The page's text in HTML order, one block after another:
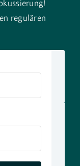
regulären